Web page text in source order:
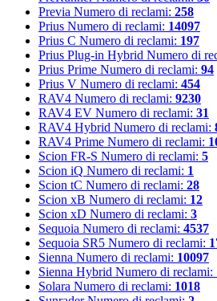
Previa Numero di reclami: 258
Prius Numero di reclami: 14097
Prius C Numero di reclami: 197
Prius Plug-in Hybrid Numero di
Prius Prime Numero di reclami: 94
Prius V Numero di reclami: 454
RAV4 Numero di reclami: 9230
RAV4 EV Numero di reclami: 31
RAV4 Hybrid Numero di reclami:
RAV4 Prime Numero di reclami:
Scion FR-S Numero di reclami: 5
Scion iQ Numero di reclami: 1
Scion tC Numero di reclami: 28
Scion xB Numero di reclami: 12
Scion xD Numero di reclami: 3
Sequoia Numero di reclami: 4537
Sequoia SR5 Numero di reclami:
Sienna Numero di reclami: 10097
Sienna Hybrid Numero di reclami:
Solara Numero di reclami: 1018